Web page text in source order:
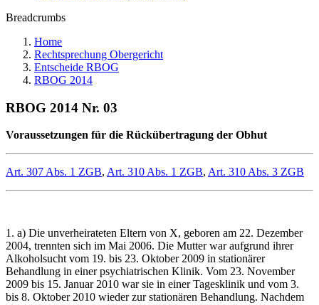
Breadcrumbs
Home
Rechtsprechung Obergericht
Entscheide RBOG
RBOG 2014
RBOG 2014 Nr. 03
Voraussetzungen für die Rückübertragung der Obhut
Art. 307 Abs. 1 ZGB, Art. 310 Abs. 1 ZGB, Art. 310 Abs. 3 ZGB
1. a) Die unverheirateten Eltern von X, geboren am 22. Dezember
2004, trennten sich im Mai 2006. Die Mutter war aufgrund ihrer
Alkoholsucht vom 19. bis 23. Oktober 2009 in stationärer
Behandlung in einer psychiatrischen Klinik. Vom 23. November
2009 bis 15. Januar 2010 war sie in einer Tagesklinik und vom 3.
bis 8. Oktober 2010 wieder zur stationären Behandlung. Nachdem